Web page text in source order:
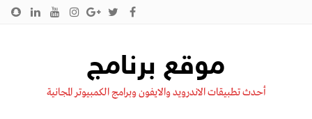
موقع برنامج
أحدث تطبيقات الاندرويد والايفون وبرامج الكمبيوتر المجانية